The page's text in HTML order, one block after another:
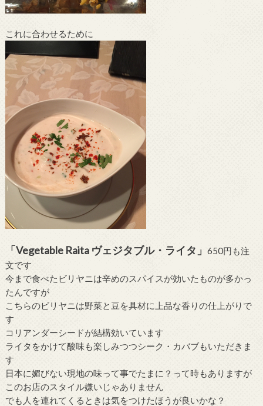
これに合わせるために
「Vegetable Raita ヴェジタブル・ライタ」 650円も注
文です
今まで食べたビリヤニは辛めのスパイスが効いたものが多かっ
たんですが
こちらのビリヤニは野菜と豆を具材に上品な香りの仕上がりで
す
コリアンダーシードが結構効いています
ライタをかけて酸味も楽しみつつシーク・カバブもいただきま
す
日本に媚びない現地の味って事でたまに？って時もありますが
このお店のスタイル嫌いじゃありません
でも人を連れてくるときは気をつけたほうが良いかな？